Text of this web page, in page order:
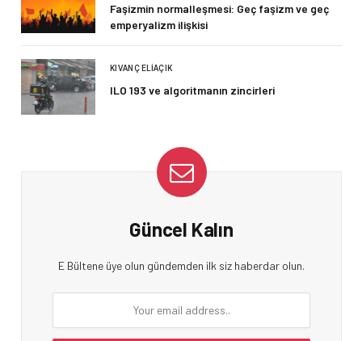
Faşizmin normalleşmesi: Geç faşizm ve geç
emperyalizm ilişkisi
KIVANÇ ELIAÇIK
ILO 193 ve algoritmanın zincirleri
Güncel Kalın
E Bültene üye olun gündemden ilk siz haberdar olun.